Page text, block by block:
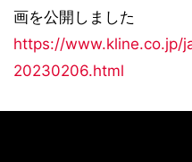
画を公開しました
https://www.kline.co.jp/
20230206.html